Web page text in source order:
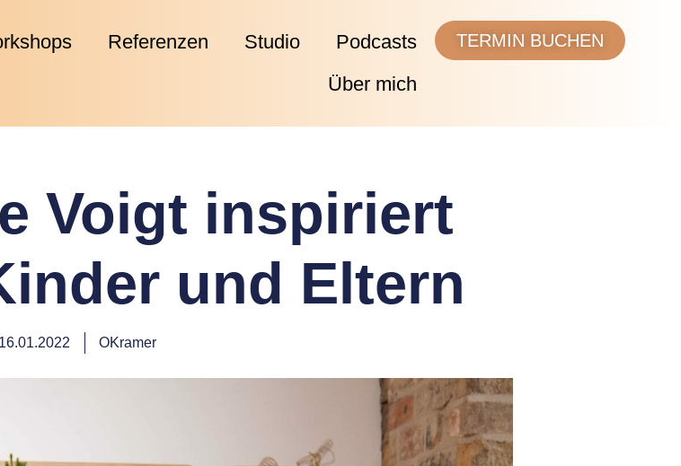
Referenzen Studio
Podcasts
Über mich
TERMIN BUCHEN
Voigt inspiriert
und Eltern
16.01.2022 OKramer